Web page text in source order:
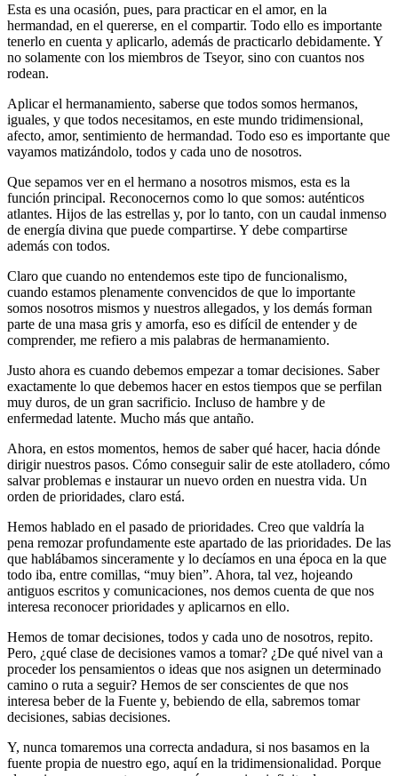
Esta es una ocasión, pues, para practicar en el amor, en la
hermandad, en el quererse, en el compartir. Todo ello es importante
tenerlo en cuenta y aplicarlo, además de practicarlo debidamente. Y
no solamente con los miembros de Tseyor, sino con cuantos nos
rodean.
Aplicar el hermanamiento, saberse que todos somos hermanos,
iguales, y que todos necesitamos, en este mundo tridimensional,
afecto, amor, sentimiento de hermandad. Todo eso es importante que
vayamos matizándolo, todos y cada uno de nosotros.
Que sepamos ver en el hermano a nosotros mismos, esta es la
función principal. Reconocernos como lo que somos: auténticos
atlantes. Hijos de las estrellas y, por lo tanto, con un caudal inmenso
de energía divina que puede compartirse. Y debe compartirse
además con todos.
Claro que cuando no entendemos este tipo de funcionalismo,
cuando estamos plenamente convencidos de que lo importante
somos nosotros mismos y nuestros allegados, y los demás forman
parte de una masa gris y amorfa, eso es difícil de entender y de
comprender, me refiero a mis palabras de hermanamiento.
Justo ahora es cuando debemos empezar a tomar decisiones. Saber
exactamente lo que debemos hacer en estos tiempos que se perfilan
muy duros, de un gran sacrificio. Incluso de hambre y de
enfermedad latente. Mucho más que antaño.
Ahora, en estos momentos, hemos de saber qué hacer, hacia dónde
dirigir nuestros pasos. Cómo conseguir salir de este atolladero, cómo
salvar problemas e instaurar un nuevo orden en nuestra vida. Un
orden de prioridades, claro está.
Hemos hablado en el pasado de prioridades. Creo que valdría la
pena remozar profundamente este apartado de las prioridades. De las
que hablábamos sinceramente y lo decíamos en una época en la que
todo iba, entre comillas, “muy bien”. Ahora, tal vez, hojeando
antiguos escritos y comunicaciones, nos demos cuenta de que nos
interesa reconocer prioridades y aplicarnos en ello.
Hemos de tomar decisiones, todos y cada uno de nosotros, repito.
Pero, ¿qué clase de decisiones vamos a tomar? ¿De qué nivel van a
proceder los pensamientos o ideas que nos asignen un determinado
camino o ruta a seguir? Hemos de ser conscientes de que nos
interesa beber de la Fuente y, bebiendo de ella, sabremos tomar
decisiones, sabias decisiones.
Y, nunca tomaremos una correcta andadura, si nos basamos en la
fuente propia de nuestro ego, aquí en la tridimensionalidad. Porque